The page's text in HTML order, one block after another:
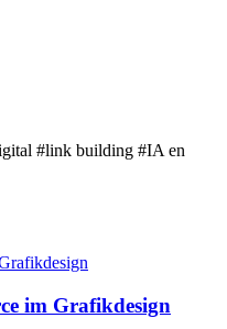
#link building #IA en
im Grafikdesign